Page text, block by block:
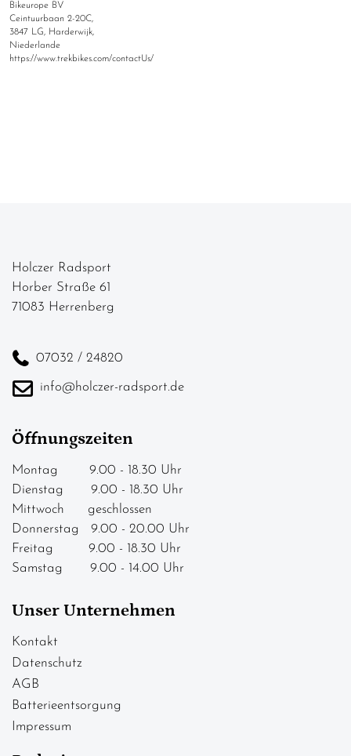
Bikeurope BV
Ceintuurbaan 2-20C,
3847 LG, Harderwijk,
Niederlande
https://www.trekbikes.com/contactUs/
Holczer Radsport
Horber Straße 61
71083 Herrenberg
07032 / 24820
info@holczer-radsport.de
Öffnungszeiten
Montag 9.00 - 18.30 Uhr
Dienstag 9.00 - 18.30 Uhr
Mittwoch geschlossen
Donnerstag 9.00 - 20.00 Uhr
Freitag 9.00 - 18.30 Uhr
Samstag 9.00 - 14.00 Uhr
Unser Unternehmen
Kontakt
Datenschutz
AGB
Batterieentsorgung
Impressum